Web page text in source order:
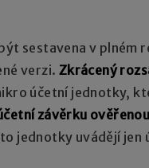
sestavena v plném
verzi. Zkrácený
účetní jednotky,
závěrku ověřenou
jednotky uvádějí jen